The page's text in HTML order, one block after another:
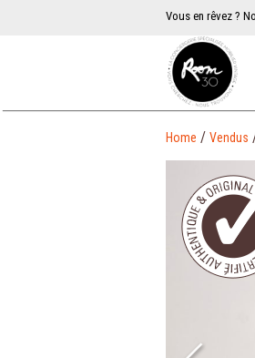
Vous en rêvez ?
Home / Vendus